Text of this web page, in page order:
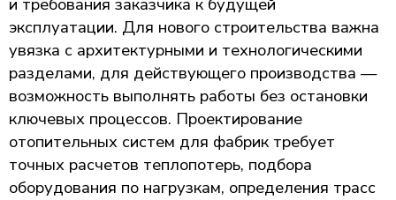
эксплуатации. Для нового строительства важна
увязка с архитектурными и технологическими
разделами, для действующего производства —
возможность выполнять работы без остановки
ключевых процессов. Проектирование
отопительных систем для фабрик требует
точных расчетов теплопотерь, подбора
оборудования по нагрузкам, определения трасс